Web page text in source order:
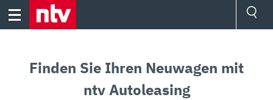
Skip
Finden Sie Ihren Neuwagen mit
ntv Autoleasing